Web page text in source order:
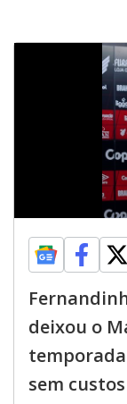
deixou o
sem